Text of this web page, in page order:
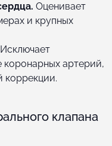
Оценивает
и крупных
Исключает
артерий,
коррекции.
клапана